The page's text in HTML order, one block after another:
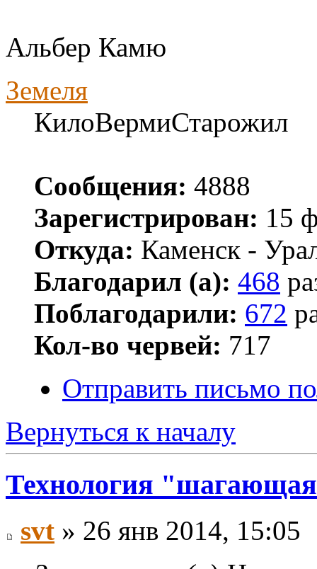
Альбер Камю
Земеля
КилоВермиСтарожил
Сообщения: 4888
Зарегистрирован: 15
Откуда: Каменск -
Благодарил (а): 468
Поблагодарили: 672
Кол-во червей: 717
Отправить письмо
Вернуться к началу
Технология
svt » 26 янв 2014, 15:05